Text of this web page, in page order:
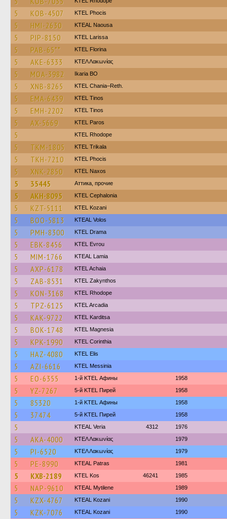
5 KOB-4507 ΚΤΕL Phocis
5 HMI-2630 KTEAL Naousa
5 PIP-8150 KTEL Larissa
5 PAB-65** KTEL Florina
5 AKE-6333 ΚΤΕΛ Λακωνίας
5 MOA-3982 Ikaria BO
5 XNB-8265 KTEL Chania–Reth.
5 EMA-6439 KTEL Tinos
5 EMH-2202 KTEL Tinos
5 AX-5669 KTEL Paros
5 KTEL Rhodope
5 TKM-1805 ΚΤΕL Τrikala
5 TKH-7210 ΚΤΕL Phocis
5 XNK-2850 KTEL Naxos
5 35445 Аттика, прочие
5 AKH-8095 KTEL Cephalonia
5 KZT-5111 ΚΤΕL Kozani
5 BOO-5813 KTEAL Volos
5 PMH-8300 KTEL Drama
5 EBK-8456 KTEL Evrou
5 MIM-1766 KTEAL Lamia
5 AXP-6178 KTEL Achaia
5 ZAB-8531 KTEL Zakynthos
5 KON-3168 KTEL Rhodope
5 TPZ-6125 KTEL Arcadia
5 KAK-9722 ΚΤΕL Karditsa
5 BOK-1748 ΚΤΕL Magnesia
5 KPK-1990 KTEL Corinthia
5 HAZ-4080 KTEL Elis
5 AZI-6616 KTEL Messinia
5 EO-6355 1-й KTEL Афины 1958
5 YZ-7267 5-й KTEL Пирей 1958
5 85320 1-й KTEL Афины 1958
5 37474 5-й KTEL Пирей 1958
5 KTEAL Veria 4312 1976
5 AKA-4000 ΚΤΕΛ Λακωνίας 1979
5 PI-6520 ΚΤΕΛ Λακωνίας 1979
5 PE-8990 KTEAL Patras 1981
5 KXB-2189 KTEL Kos 46241 1985
5 NAP-9610 KTEAL Mytilene 1989
5 KZX-4767 KTEAL Kozani 1990
5 KZK-7076 KTEAL Kozani 1990